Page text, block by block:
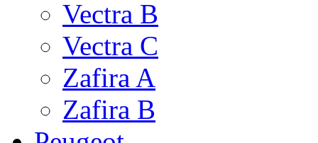
Vectra B
Vectra C
Zafira A
Zafira B